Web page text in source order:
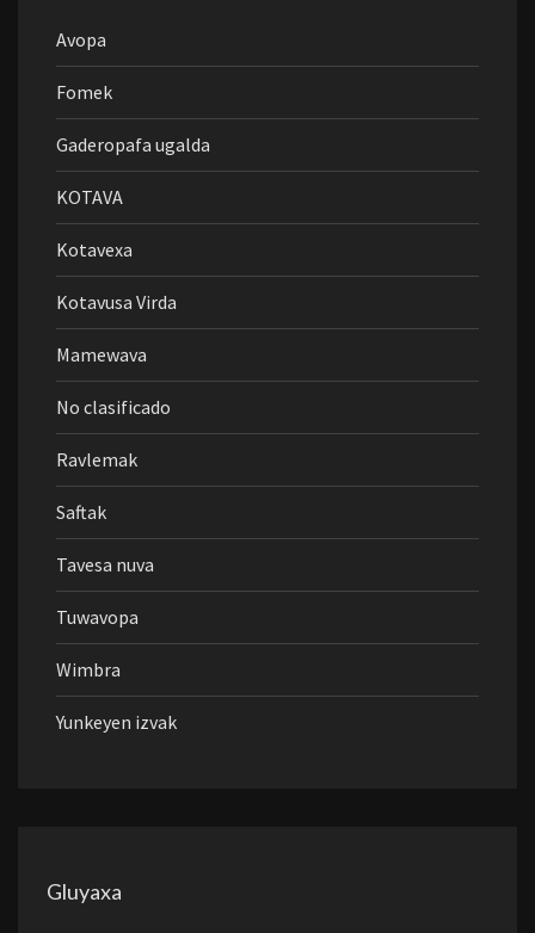
Avopa
Fomek
Gaderopafa ugalda
KOTAVA
Kotavexa
Kotavusa Virda
Mamewava
No clasificado
Ravlemak
Saftak
Tavesa nuva
Tuwavopa
Wimbra
Yunkeyen izvak
Gluyaxa